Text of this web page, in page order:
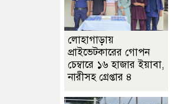
লোহাগাড়ায়
প্রাইভেটকারের গোপন
চেম্বারে ১৬ হাজার ইয়াবা,
নারীসহ গ্রেপ্তার ৪